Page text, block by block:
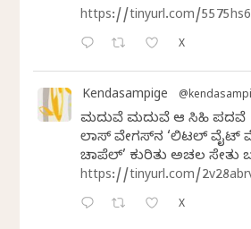
https://tinyurl.com/
X
Kendasampige
ಮದುವೆ ಮದುವೆ ಆ ಸಿಹಿ ಪದವೆ
ಲಾಸ್‌ ವೇಗಸ್‌ನ ‘ಲಿಟಲ್ ವೈಟ್
ಚಾಪೆಲ್’ ಕುರಿತು ಅಚಲ ಸೇತು
https://tinyurl.com/
X